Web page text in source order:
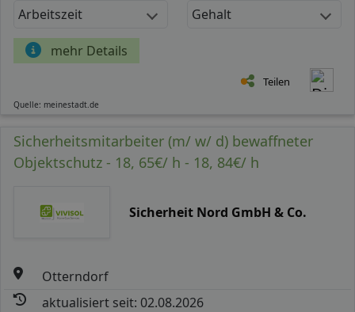
Arbeitszeit Gehalt
mehr Details
Teilen
Quelle: meinestadt.de
Sicherheitsmitarbeiter (m/ w/ d) bewaffneter
Objektschutz - 18, 65€/ h - 18, 84€/ h
Sicherheit Nord GmbH & Co.
Otterndorf
aktualisiert seit: 02.08.2026